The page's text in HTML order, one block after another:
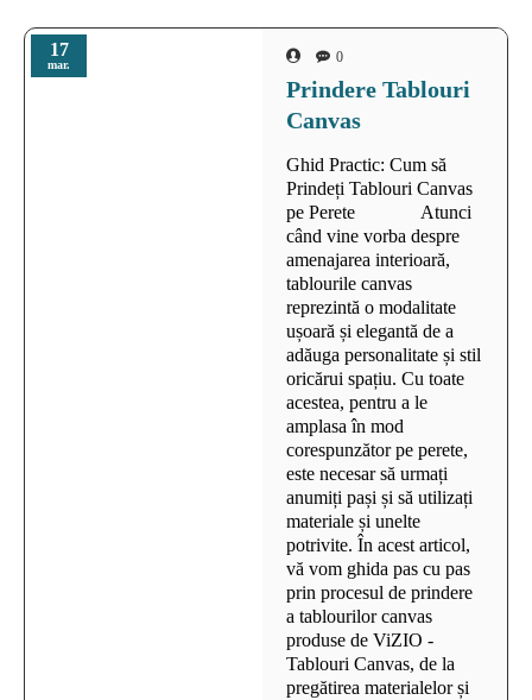
17
mar. 0
Prindere Tablouri
Canvas
Ghid Practic: Cum să
Prindeți Tablouri Canvas
pe Perete Atunci
când vine vorba despre
amenajarea interioară,
tablourile canvas
reprezintă o modalitate
ușoară și elegantă de a
adăuga personalitate și stil
oricărui spațiu. Cu toate
acestea, pentru a le
amplasa în mod
corespunzător pe perete,
este necesar să urmați
anumiți pași și să utilizați
materiale și unelte
potrivite. În acest articol,
vă vom ghida pas cu pas
prin procesul de prindere
a tablourilor canvas
produse de ViZIO -
Tablouri Canvas, de la
pregătirea materialelor și